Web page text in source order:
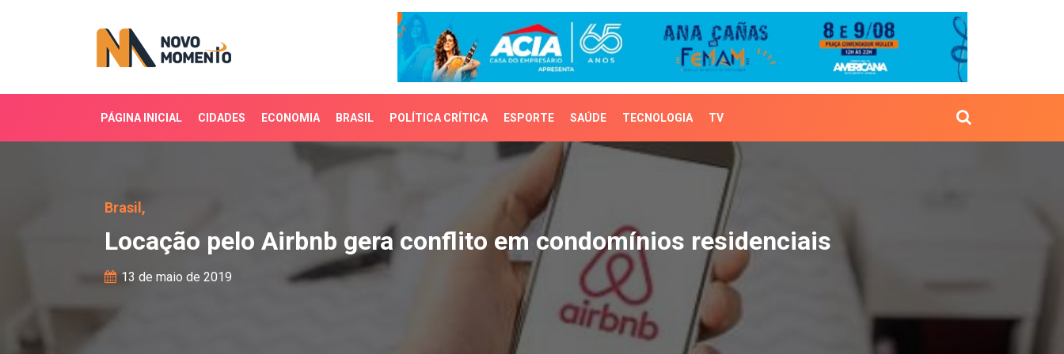
PÁGINA INICIAL CIDADES ECONOMIA BRASIL POLÍTICA CRÍTICA ESPORTE SAÚDE TECNOLOGIA TV
Locação pelo Airbnb gera conflito em condomínios residenciais
Brasil,
Locação pelo Airbnb gera conflito em condomínios residenciais
13 de maio de 2019